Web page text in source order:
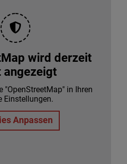
wird derzeit
angezeigt
"OpenStreetMap" in Ihren
Einstellungen.
Anpassen